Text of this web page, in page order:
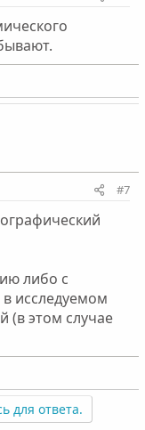
#7
либо с
исследуемом
(в этом случае
для ответа.